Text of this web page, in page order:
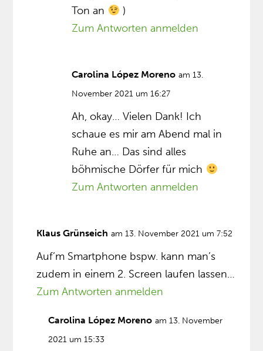
Ton an
)
Zum Antworten anmelden
Carolina López Moreno am 13.
November 2021 um 16:27
Ah, okay… Vielen Dank! Ich
schaue es mir am Abend mal in
Ruhe an… Das sind alles
böhmische Dörfer für mich
Zum Antworten anmelden
Klaus Grünseich am 13. November 2021 um 7:52
Auf’m Smartphone bspw. kann man’s
zudem in einem 2. Screen laufen lassen…
Zum Antworten anmelden
Carolina López Moreno am 13. November
2021 um 15:33